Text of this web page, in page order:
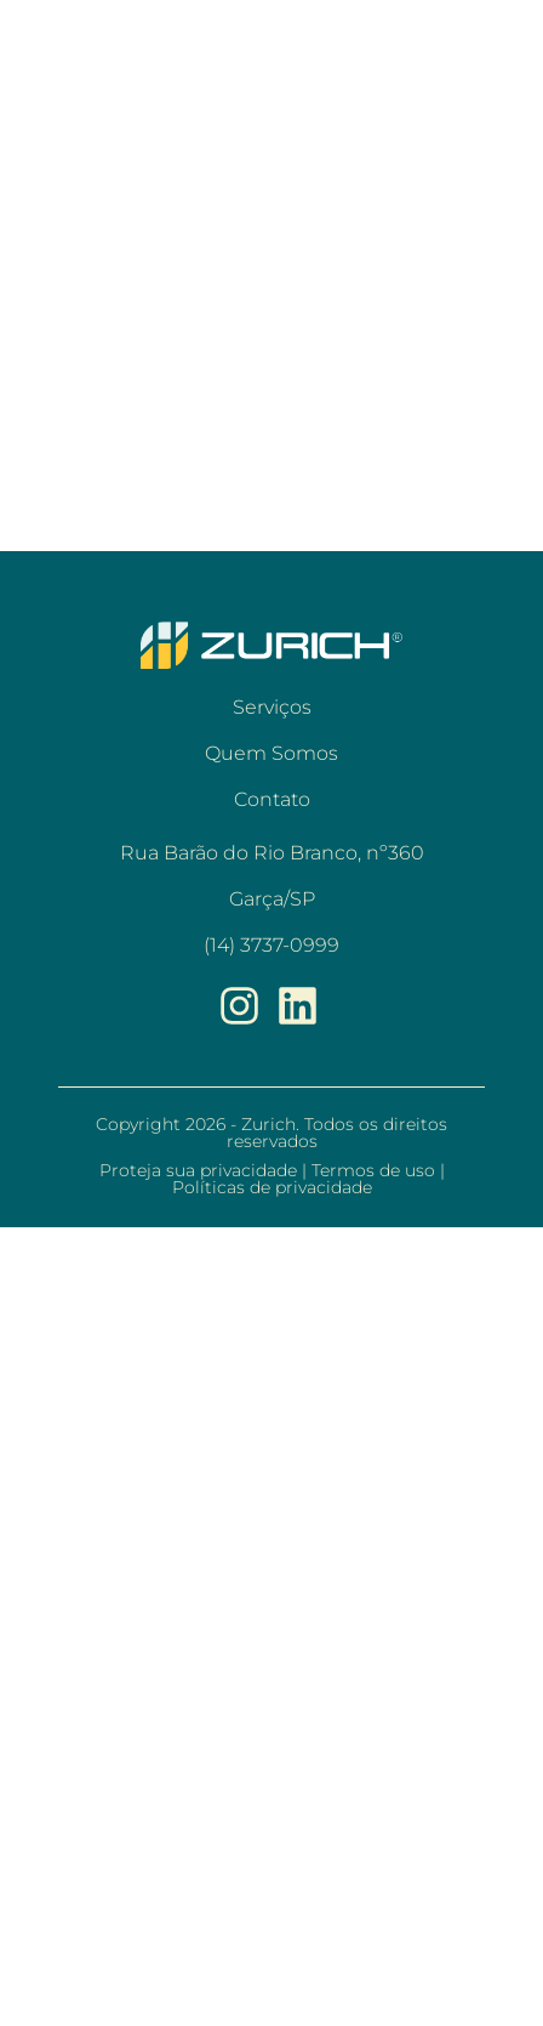
Serviços
Quem Somos
Contato
Rua Barão do Rio Branco, nº360
Garça/SP
(14) 3737-0999
Copyright 2026 - Zurich. Todos os direitos
reservados
Proteja sua privacidade | Termos de uso |
Políticas de privacidade